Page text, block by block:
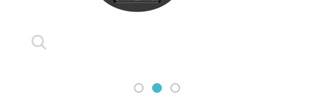
1 2 3